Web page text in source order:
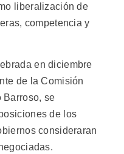
liberalización de
competencia y
en diciembre
de la Comisión
Barroso, se
de los
consideraran